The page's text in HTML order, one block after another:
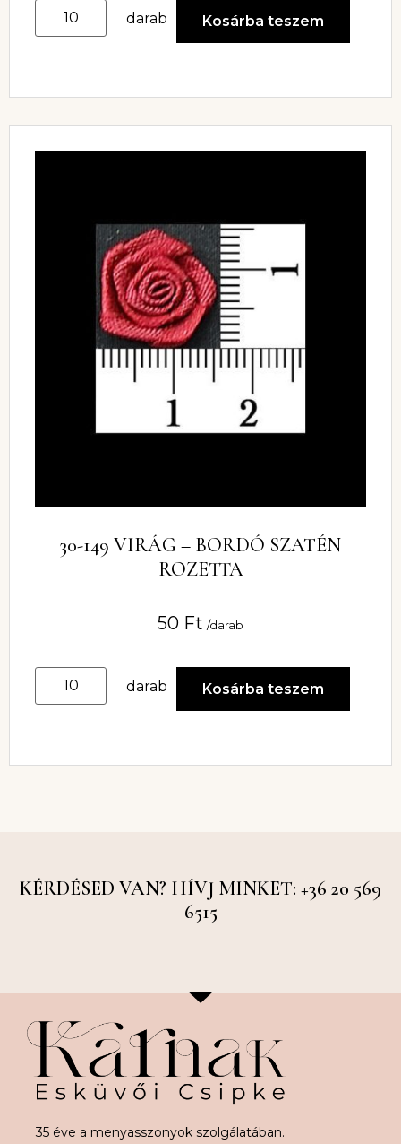
darab Kosárba teszem
30-149 VIRÁG – BORDÓ SZATÉN
ROZETTA
50 Ft /darab
darab Kosárba teszem
KÉRDÉSED VAN? HÍVJ MINKET: +36 20 569
6515
35 éve a menyasszonyok szolgálatában.